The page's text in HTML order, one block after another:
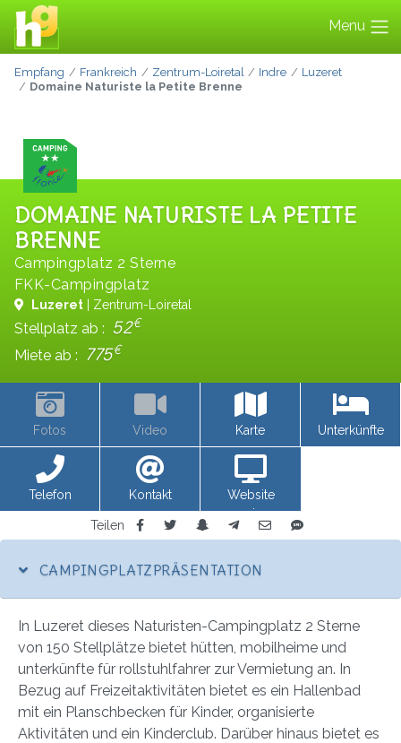
Menu
Empfang Frankreich Zentrum-Loiretal Indre
Luzeret
Domaine Naturiste la Petite Brenne
DOMAINE NATURISTE LA PETITE
BRENNE
Campingplatz 2 Sterne
FKK-Campingplatz
Luzeret | Zentrum-Loiretal
Stellplatz ab : 52€
Miete ab : 775€
Fotos Video Karte Unterkünfte
Telefon Kontakt
Website
anzeigen
Teilen
CAMPINGPLATZPRÄSENTATION
In Luzeret dieses Naturisten-Campingplatz 2 Sterne
von 150 Stellplätze bietet hütten, mobilheime und
unterkünfte für rollstuhlfahrer zur Vermietung an. In
Bezug auf Freizeitaktivitäten bietet es ein Hallenbad
mit ein Planschbecken für Kinder, organisierte
Aktivitäten und ein Kinderclub. Darüber hinaus bietet es